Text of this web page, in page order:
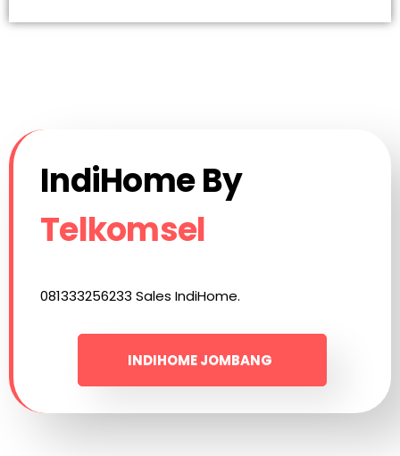
IndiHome By
Telkomsel
081333256233 Sales IndiHome.
INDIHOME JOMBANG